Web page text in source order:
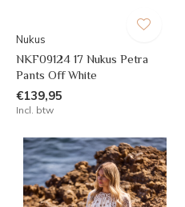
Nukus
NKF09124 17 Nukus Petra
Pants Off White
€139,95
Incl. btw